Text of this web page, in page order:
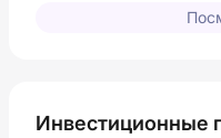
Инвестиционные